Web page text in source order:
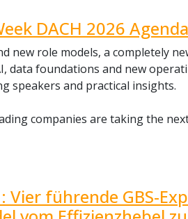
DACH 2026
new role models, a completely
data foundations and new
speakers and practical insights.
companies are taking the
Vier führende GBS-